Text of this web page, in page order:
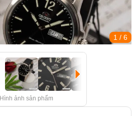
1 / 6
Hình ảnh sản phẩm